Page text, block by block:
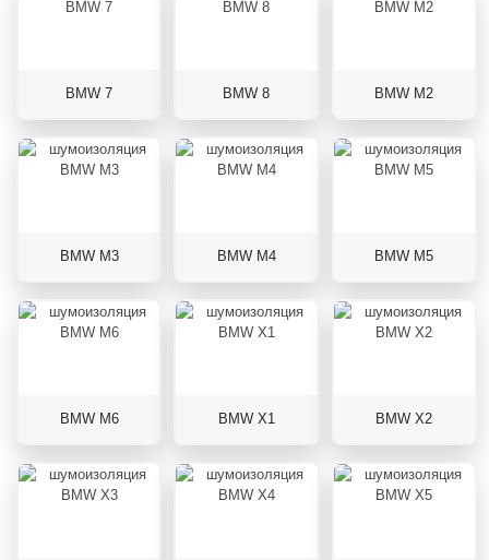
BMW 7 BMW 8 BMW M2
BMW M3 BMW M4 BMW M5
BMW M6 BMW X1 BMW X2